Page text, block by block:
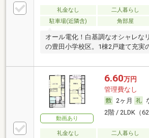
礼金なし 二人暮らし
駐車場(近隣含)
角部屋
オール電化！白基調なオシャレ
の豊田小学校区。1棟2戸建て充実
動画あり
6.60万円
管理費なし
2ヶ月
2階 / 2LDK（
礼金なし 二人暮らし